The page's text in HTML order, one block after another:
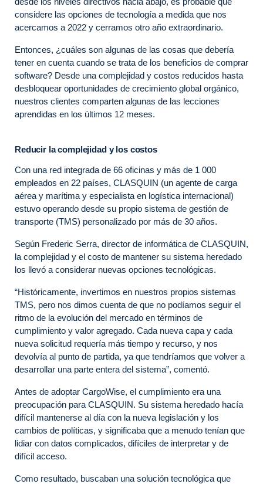
considere las opciones de tecnología a medida que nos
acercamos a 2022 y cerramos otro año extraordinario.
Entonces, ¿cuáles son algunas de las cosas que debería
tener en cuenta cuando se trata de los beneficios de comprar
software? Desde una complejidad y costos reducidos hasta
desbloquear oportunidades de crecimiento global orgánico,
nuestros clientes comparten algunas de las lecciones
aprendidas en los últimos 12 meses.
Reducir la complejidad y los costos
Con una red integrada de 66 oficinas y más de 1 000
empleados en 22 países, CLASQUIN (un agente de carga
aérea y marítima y especialista en logística internacional)
estuvo operando desde su propio sistema de gestión de
transporte (TMS) personalizado por más de 30 años.
Según Frederic Serra, director de informática de CLASQUIN,
la complejidad y el costo de mantener su sistema heredado
los llevó a considerar nuevas opciones tecnológicas.
“Históricamente, invertimos en nuestros propios sistemas
TMS, pero nos dimos cuenta de que no podíamos seguir el
ritmo de la evolución del mercado en términos de
cumplimiento y valor agregado. Cada nueva capa y cada
nueva solicitud requería más tiempo y recurso, y nos
devolvía al punto de partida, ya que tendríamos que volver a
desarrollar una parte entera del sistema”, comentó.
Antes de adoptar CargoWise, el cumplimiento era una
preocupación para CLASQUIN. Su sistema heredado hacía
difícil mantenerse al día con la nueva legislación y los
cambios de políticas, y significaba que a menudo tenían que
lidiar con datos complicados, difíciles de interpretar y de
difícil acceso.
Como resultado, buscaban una solución tecnológica que